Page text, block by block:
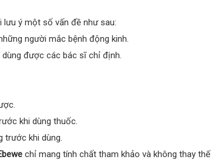
lưu ý một số vấn đề như sau:
người mắc bệnh động kinh.
được các bác sĩ chỉ định.
khi dùng thuốc.
trước khi dùng.
chỉ mang tính chất tham khảo và không thay thế